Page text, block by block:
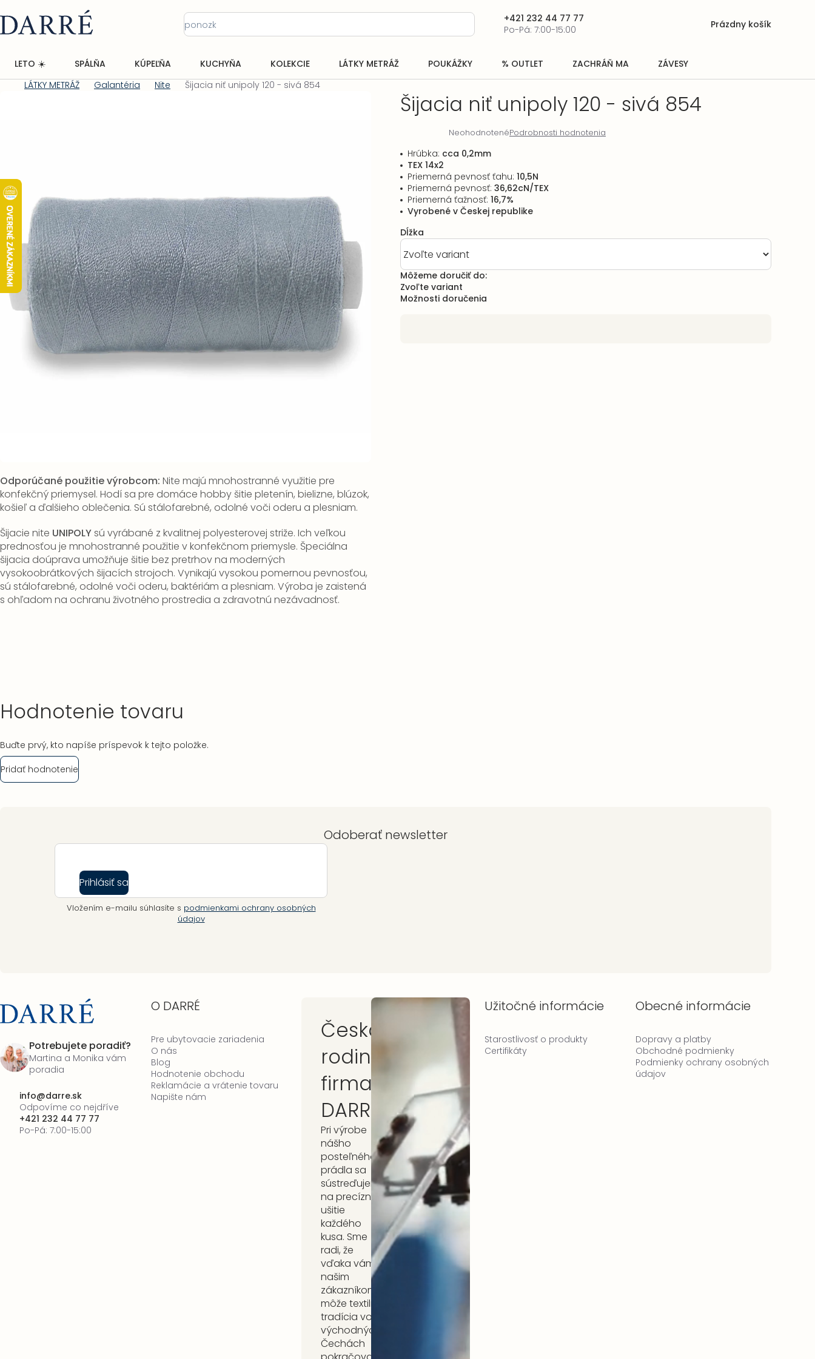
na
obsah
+421 232 44 77 77
Po-Pá: 7:00-15:00
Nákupný
Prázdny košík
LETO ☀️ SPÁLŇA KÚPEĽŇA KUCHYŇA KOLEKCIE LÁTKY METRÁŽ POUKÁŽKY % OUTLET ZACHRÁŇ MA ZÁVESY
LÁTKY METRÁŽ Galantéria Nite Šijacia niť unipoly 120 - sivá 854
Odporúčané použitie výrobcom: Nite majú mnohostranné využitie pre
konfekčný priemysel. Hodí sa pre domáce hobby šitie pletenín, bielizne, blúzok,
košieľ a ďalšieho oblečenia. Sú stálofarebné, odolné voči oderu a plesniam.
Šijacie nite UNIPOLYsú vyrábané z kvalitnej polyesterovej striže. Ich veľkou
prednosťou je mnohostranné použitie v konfekčnom priemysle. Špeciálna
šijacia doúprava umožňuje šitie bez pretrhov na moderných
vysokoobrátkových šijacích strojoch. Vynikajú vysokou pomernou pevnosťou,
sú stálofarebné, odolné voči oderu, baktériám a plesniam. Výroba je zaistená
s ohľadom na ochranu životného prostredia a zdravotnú nezávadnosť.
Šijacia niť unipoly 120 - sivá 854
hodnotenie
produktu
0,0
hviezdičiek.
NeohodnotenéPodrobnosti hodnotenia
Dĺžka
Môžeme doručiť do:
Zvoľte variant
Možnosti doručenia
Hrúbka: cca 0,2mm
TEX 14x2
Priemerná pevnosť ťahu: 10,5N
Priemerná pevnosť: 36,62cN/TEX
Priemerná ťažnosť: 16,7%
Vyrobené v Českej republike
Hodnotenie tovaru
Buďte prvý, kto napíše príspevok k tejto položke.
Pridať hodnotenie
Potrebujete poradiť?
Martina a Monika vám
poradia
info@darre.sk
Odpovíme co nejdříve
+421 232 44 77 77
Po-Pá: 7:00-15:00
Odoberať newsletter
Prihlásiť sa
Vložením e-mailu súhlasíte s podmienkami ochrany osobných
údajov
O DARRÉ
Pre ubytovacie zariadenia
O nás
Blog
Hodnotenie obchodu
Reklamácie a vrátenie tovaru
Napište nám
Česká
rodinná
firma
DARRÉ
Pri výrobe
nášho
posteľného
prádla sa
sústreďujeme
na precízne
ušitie
každého
kusa. Sme
radi, že
vďaka vám,
našim
zákazníkom,
môže textilná
tradícia vo
východných
Čechách
Užitočné informácie
Starostlivosť o produkty
Certifikáty
Obecné informácie
Dopravy a platby
Obchodné podmienky
Podmienky ochrany osobných
údajov